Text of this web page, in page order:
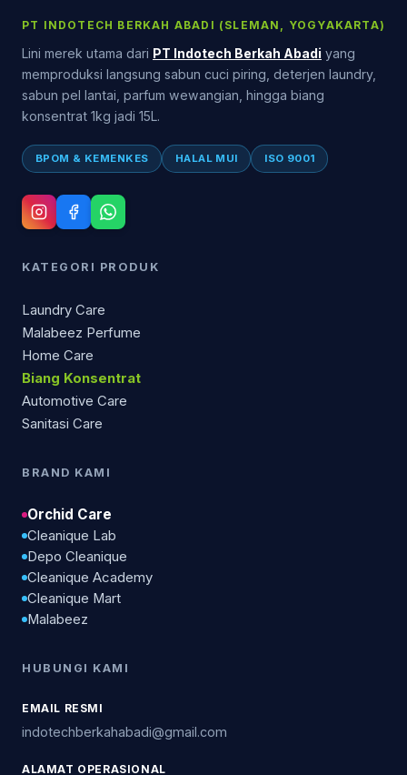
PT INDOTECH BERKAH ABADI (SLEMAN, YOGYAKARTA)
Lini merek utama dari PT Indotech Berkah Abadi yang
memproduksi langsung sabun cuci piring, deterjen laundry,
sabun pel lantai, parfum wewangian, hingga biang
konsentrat 1kg jadi 15L.
BPOM & KEMENKES HALAL MUI ISO 9001
KATEGORI PRODUK
Laundry Care
Malabeez Perfume
Home Care
Biang Konsentrat
Automotive Care
Sanitasi Care
BRAND KAMI
Orchid Care
Cleanique Lab
Depo Cleanique
Cleanique Academy
Cleanique Mart
Malabeez
HUBUNGI KAMI
EMAIL RESMI
indotechberkahabadi@gmail.com
ALAMAT OPERASIONAL